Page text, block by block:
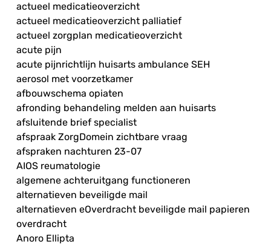
actueel medicatieoverzicht
actueel medicatieoverzicht palliatief
actueel zorgplan medicatieoverzicht
acute pijn
acute pijnrichtlijn huisarts ambulance SEH
aerosol met voorzetkamer
afbouwschema opiaten
afronding behandeling melden aan huisarts
afsluitende brief specialist
afspraak ZorgDomein zichtbare vraag
afspraken nachturen 23-07
AIOS reumatologie
algemene achteruitgang functioneren
alternatieven beveiligde mail
alternatieven eOverdracht beveiligde mail papieren
overdracht
Anoro Ellipta